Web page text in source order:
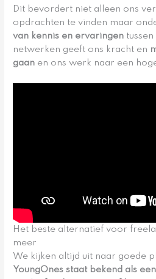
Dit bevordert niet alleen ons
opdrachten te vinden maar
van kennis en ervaringen
netwerken geeft ons kracht en
gaan en ons werk naar een
Het beste alternatief voor
meer
We kijken altijd uit naar goede
YoungOnes staat bekend als